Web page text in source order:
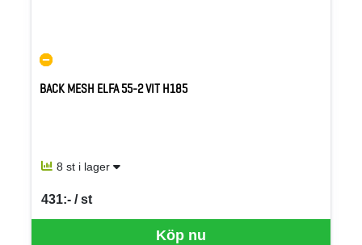
BACK MESH ELFA 55-2 VIT H185
8 st i lager
Köp nu
431:- / st
SEK per ST